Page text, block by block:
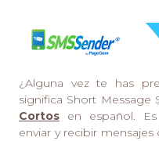
¿Alguna vez te has
significa Short Message
Cortos en español.
enviar y recibir